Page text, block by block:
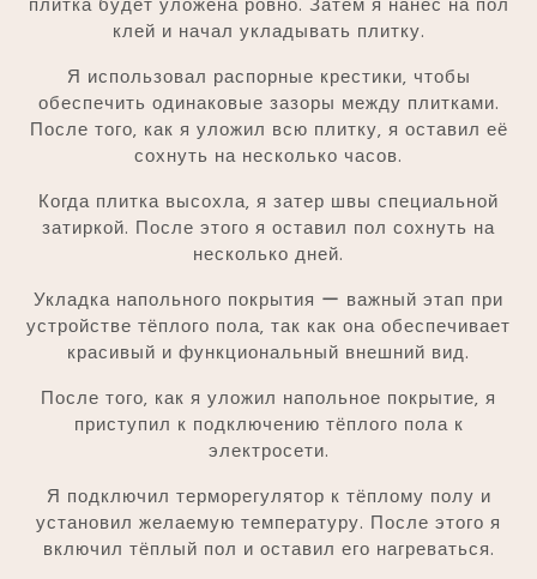
клей и начал укладывать плитку.
Я использовал распорные крестики‚ чтобы
обеспечить одинаковые зазоры между плитками.
После того‚ как я уложил всю плитку‚ я оставил её
сохнуть на несколько часов.
Когда плитка высохла‚ я затер швы специальной
затиркой. После этого я оставил пол сохнуть на
несколько дней.
Укладка напольного покрытия ー важный этап при
устройстве тёплого пола‚ так как она обеспечивает
красивый и функциональный внешний вид.
После того‚ как я уложил напольное покрытие‚ я
приступил к подключению тёплого пола к
электросети.
Я подключил терморегулятор к тёплому полу и
установил желаемую температуру. После этого я
включил тёплый пол и оставил его нагреваться.